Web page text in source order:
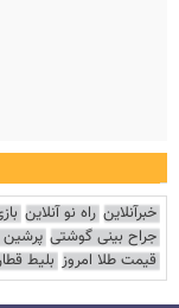
خبرآنلاین راه نو آنلاین
جراح بینی گوشتی
قیمت طلا امروز بلیط